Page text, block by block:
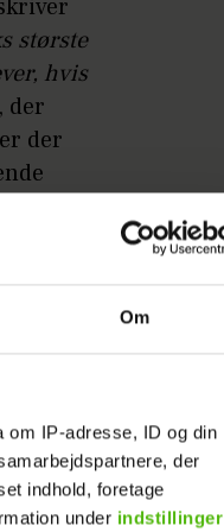
Om
om IP-adresse, ID og din
der
indhold, foretage
under indstillinger
største
hvis
der
der
er